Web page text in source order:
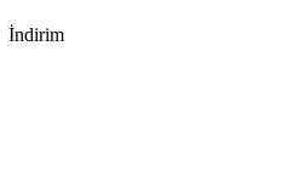
İndirim